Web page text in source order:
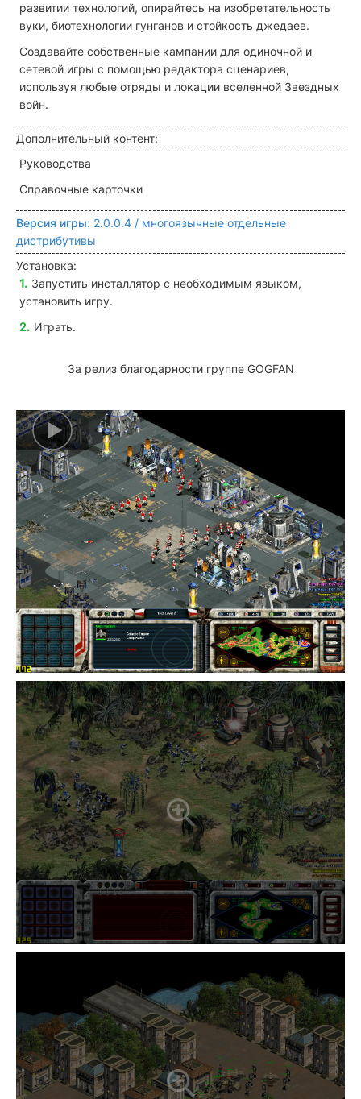
развитии технологий, опирайтесь на изобретательность
вуки, биотехнологии гунганов и стойкость джедаев.
Создавайте собственные кампании для одиночной и
сетевой игры с помощью редактора сценариев,
используя любые отряды и локации вселенной Звездных
войн.
Дополнительный контент:
Руководства
Справочные карточки
Версия игры: 2.0.0.4 / многоязычные отдельные
дистрибутивы
Установка:
Запустить инсталлятор с необходимым языком,
установить игру.
Играть.
За релиз благодарности группе GOGFAN